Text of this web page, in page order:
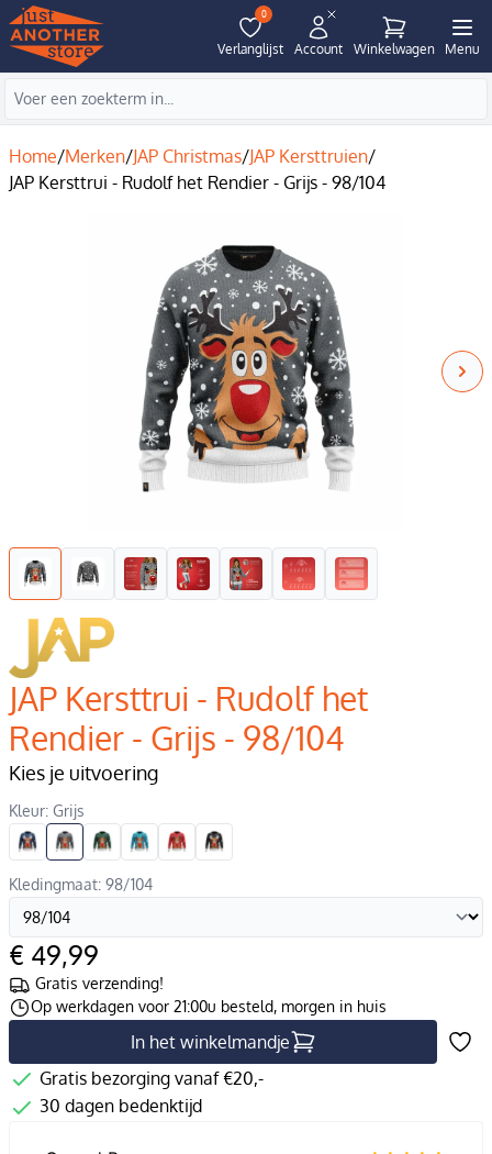
0
Verlanglijst Account Winkelwagen Menu
Home/Merken/JAP Christmas/JAP Kersttruien/
JAP Kersttrui - Rudolf het Rendier - Grijs - 98/104
JAP Kersttrui - Rudolf het
Rendier - Grijs - 98/104
Kies je uitvoering
Kleur: Grijs
Kledingmaat: 98/104
€ 49,99
Gratis verzending!
Op werkdagen voor 21:00u besteld, morgen in huis
In het winkelmandje
Gratis bezorging vanaf €20,-
30 dagen bedenktijd